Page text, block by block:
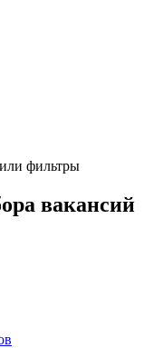
фильтры
вакансий